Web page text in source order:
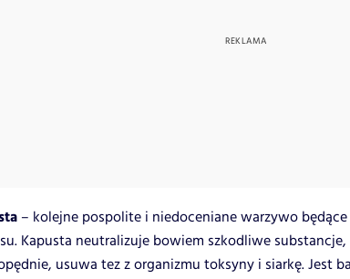
– kolejne pospolite i niedoceniane warzywo
Kapusta neutralizuje bowiem szkodliwe
usuwa tez z organizmu toksyny i siarkę. Jest